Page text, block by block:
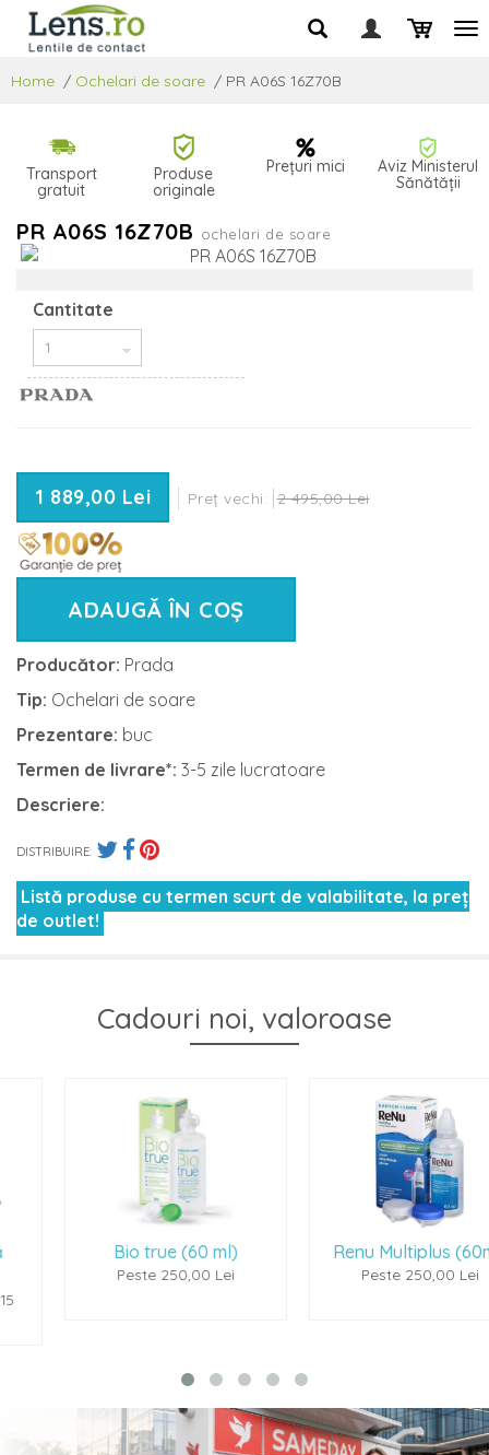
Home / Ochelari de soare / PR A06S 16Z70B
Transport
gratuit
Produse
originale
Prețuri mici
Aviz Ministerul
Sănătății
PR A06S 16Z70B ochelari de soare
Cantitate
1 889,00 Lei Preț vechi: 2 495,00 Lei
ADAUGĂ ÎN COȘ
Producător: Prada
Tip: Ochelari de soare
Prezentare: buc
Termen de livrare*: 3-5 zile lucratoare
Descriere:
DISTRIBUIRE:
Listă produse cu termen scurt de valabilitate, la preț
de outlet!
Cadouri noi, valoroase
Bio true (60 ml)
Peste 250,00 Lei
Renu Multiplus (60ml)
Peste 250,00 Lei